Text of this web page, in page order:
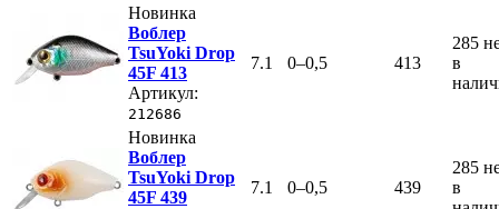
Новинка
Воблер
TsuYoki Drop
45F 413
Артикул:
212686
7.1 0–0,5 413
285
в
Новинка
Воблер
TsuYoki Drop
45F 439
7.1 0–0,5 439
285
в